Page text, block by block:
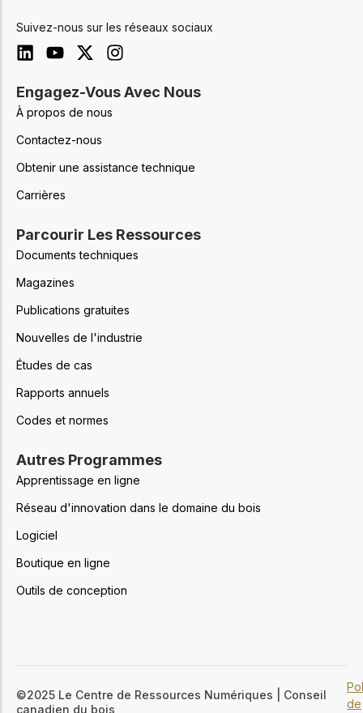
Suivez-nous sur les réseaux sociaux
Engagez-Vous Avec Nous
À propos de nous
Contactez-nous
Obtenir une assistance technique
Carrières
Parcourir Les Ressources
Documents techniques
Magazines
Publications gratuites
Nouvelles de l'industrie
Études de cas
Rapports annuels
Codes et normes
Autres Programmes
Apprentissage en ligne
Réseau d'innovation dans le domaine du bois
Logiciel
Boutique en ligne
Outils de conception
©2025 Le Centre de Ressources Numériques | Conseil
canadien du bois
de